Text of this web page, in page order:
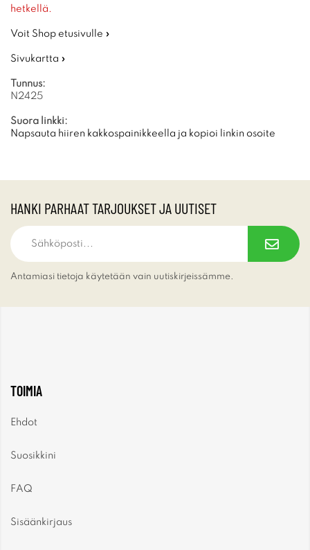
hetkellä.
Voit Shop etusivulle »
Sivukartta »
Tunnus:
N2425
Suora linkki:
Napsauta hiiren kakkospainikkeella ja kopioi linkin osoite
HANKI PARHAAT TARJOUKSET JA UUTISET
Antamiasi tietoja käytetään vain uutiskirjeissämme.
TOIMIA
Ehdot
Suosikkini
FAQ
Sisäänkirjaus